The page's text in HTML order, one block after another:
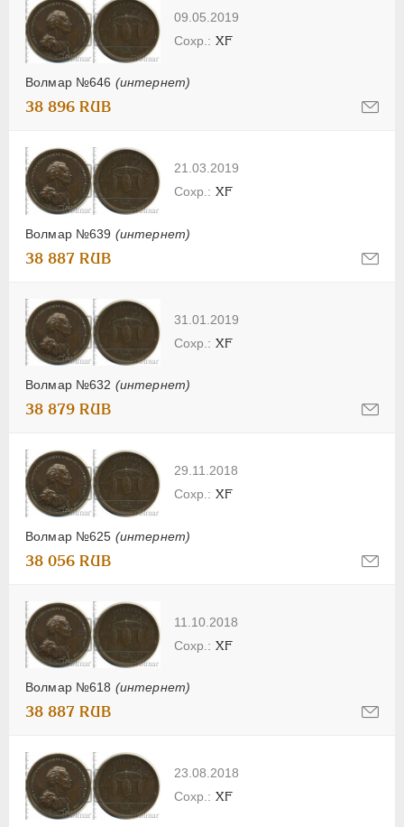
09.05.2019
Волмар №646 (интернет)
XF
38 896 RUB
21.03.2019
Волмар №639 (интернет)
XF
38 887 RUB
31.01.2019
Волмар №632 (интернет)
XF
38 879 RUB
29.11.2018
Волмар №625 (интернет)
XF
38 056 RUB
11.10.2018
Волмар №618 (интернет)
XF
38 887 RUB
23.08.2018
XF